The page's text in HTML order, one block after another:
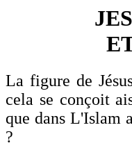
La figure de
cela se conçoit
que dans L'Islam
?